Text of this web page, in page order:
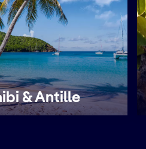
& Antille